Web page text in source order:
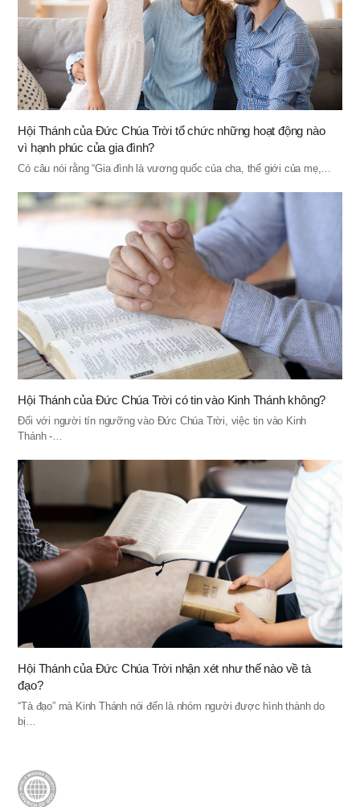
Hội Thánh của Đức Chúa Trời tổ chức những hoạt động nào
vì hạnh phúc của gia đình?
Có câu nói rằng “Gia đình là vương quốc của cha, thế giới của mẹ,…
Hội Thánh của Đức Chúa Trời có tin vào Kinh Thánh không?
Đối với người tín ngưỡng vào Đức Chúa Trời, việc tin vào Kinh
Thánh -…
Hội Thánh của Đức Chúa Trời nhận xét như thế nào về tà
đạo?
“Tà đạo” mà Kinh Thánh nói đến là nhóm người được hình thành do
bị…